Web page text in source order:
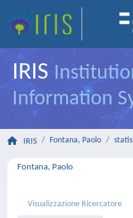
IRIS
Information
IRIS Fontana, Paolo
Fontana, Paolo
Visualizzazione Ricercatore